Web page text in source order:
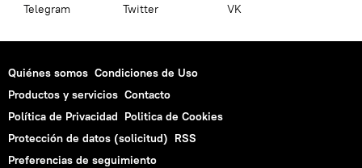
Telegram Twitter VK
Quiénes somos Condiciones de Uso
Productos y servicios Contacto
Política de Privacidad Politica de Cookies
Protección de datos (solicitud) RSS
Preferencias de seguimiento